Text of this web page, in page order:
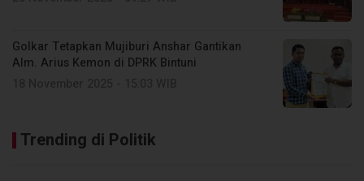
Golkar Tetapkan Mujiburi Anshar Gantikan
Alm. Arius Kemon di DPRK Bintuni
Trending di Politik